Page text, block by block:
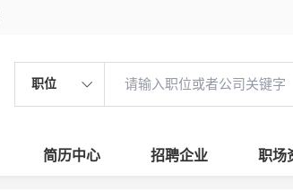
职位
简历中心 招聘企业 职场